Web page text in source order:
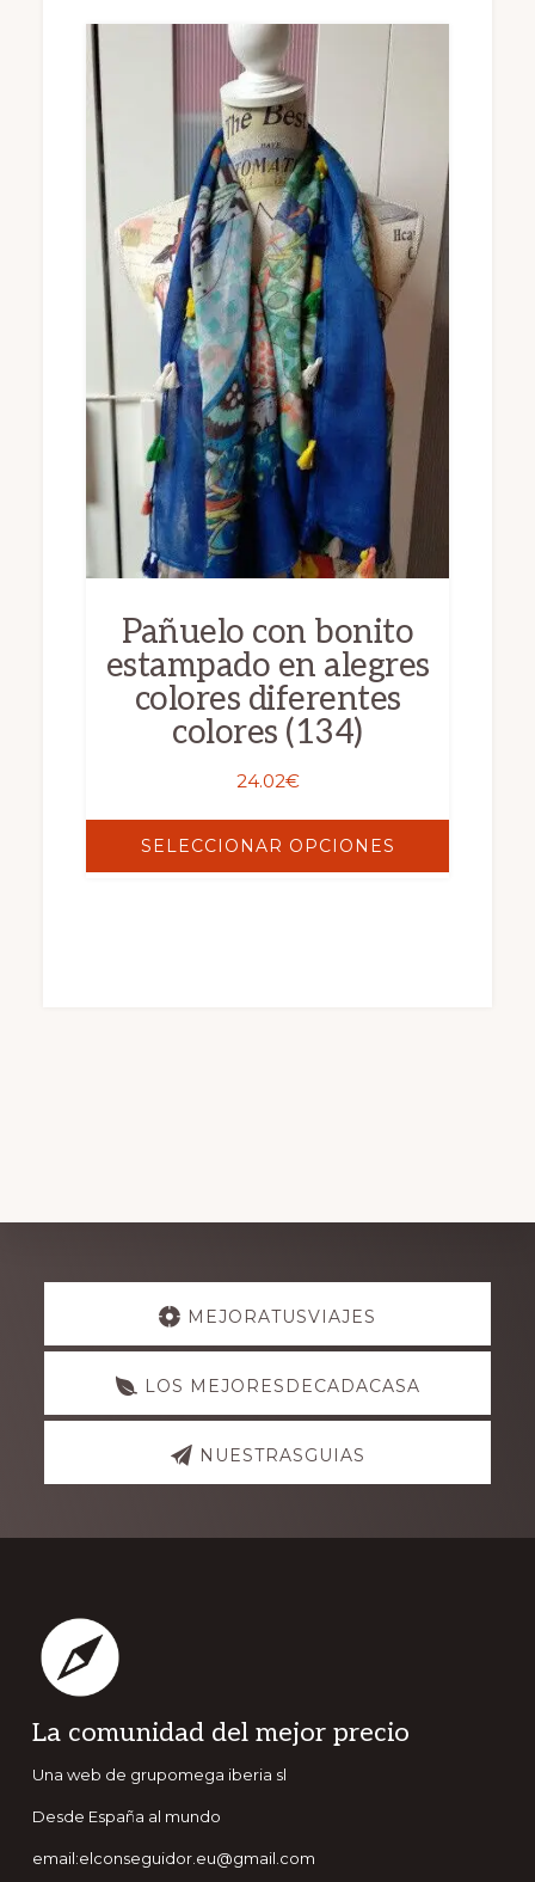
Pañuelo con bonito
estampado en alegres
colores diferentes
colores (134)
24.02€
SELECCIONAR OPCIONES
Este
producto
tiene
múltiples
variantes.
Las
opciones
se
pueden
elegir
en
página
Explore
MEJORATUSVIAJES
LOS MEJORESDECADACASA
NUESTRASGUIAS
Footer
La comunidad del mejor precio
Una web de grupomega iberia sl
Desde España al mundo
email:elconseguidor.eu@gmail.com